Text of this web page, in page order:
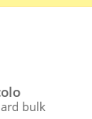
bulk